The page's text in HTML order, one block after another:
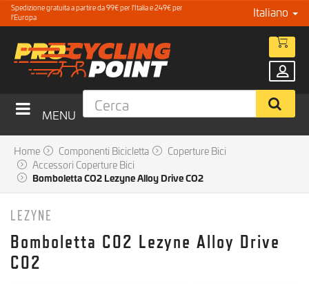
Spedizione gratuita a partire da 99€ per l'Italia e 249€ per
l'Europa
Italiano
MENU
Home Componenti Bicicletta
Coperture Bici
Accessori Coperture Bici
Bomboletta CO2 Lezyne Alloy Drive CO2
LEZYNE
Bomboletta CO2 Lezyne Alloy Drive
CO2